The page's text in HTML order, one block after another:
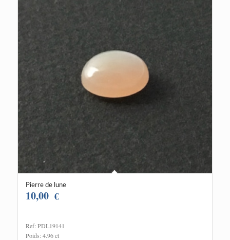
Pierre de lune
10,00 €
Ref: PDL19141
Poids: 4.96 ct